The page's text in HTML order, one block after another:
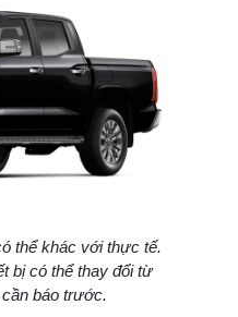
thể khác với thực tế.
bị có thể thay đổi từ
báo trước.